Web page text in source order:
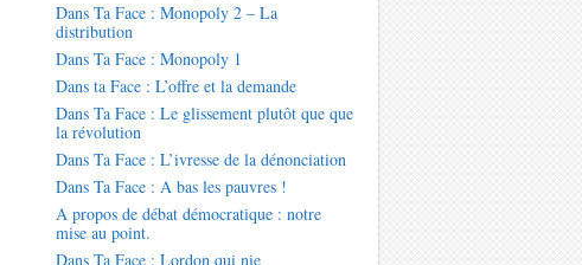
Dans Ta Face : Monopoly 2 – La
distribution
Dans Ta Face : Monopoly 1
Dans ta Face : L’offre et la demande
Dans Ta Face : Le glissement plutôt que que
la révolution
Dans Ta Face : L’ivresse de la dénonciation
Dans Ta Face : A bas les pauvres !
A propos de débat démocratique : notre
mise au point.
Dans Ta Face : Lordon qui nie